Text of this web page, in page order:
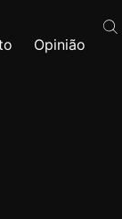
Opinião